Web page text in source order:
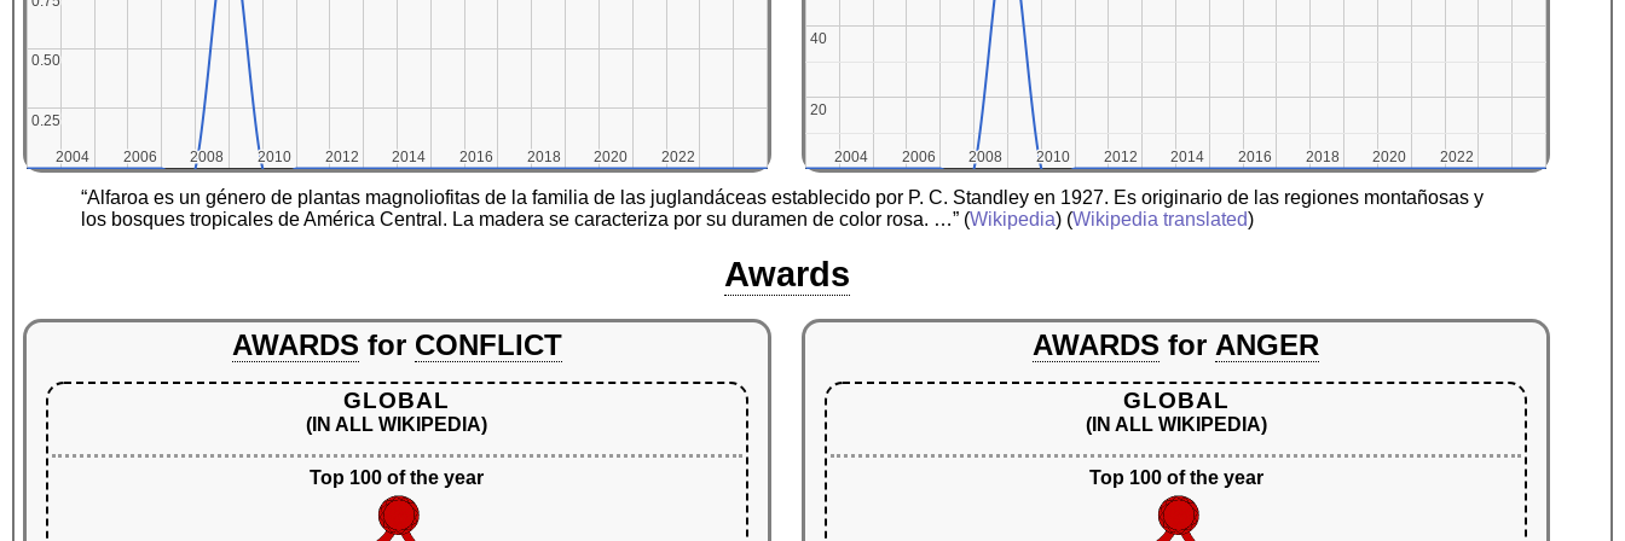
2004
2004 2006
2006 2008
2008 2010
2010 2012
2012 2014
2014 2016
2016 2018
2018 2020
2020 2022
2022
0.25
0.25
0.50
0.50
2004
2004 2006
2006 2008
2008 2010
2010 2012
2012 2014
2014 2016
2016 2018
2018 2020
2020 2022
2022
20
20
40
40
“Alfaroa es un género de plantas magnoliofitas de la familia de las juglandáceas establecido por P. C. Standley en 1927. Es originario de las regiones montañosas y
los bosques tropicales de América Central. La madera se caracteriza por su duramen de color rosa. …” (Wikipedia) (Wikipedia translated)
Awards
AWARDS for CONFLICT
GLOBAL
(IN ALL WIKIPEDIA)
Top 100 of the year
AWARDS for ANGER
GLOBAL
(IN ALL WIKIPEDIA)
Top 100 of the year